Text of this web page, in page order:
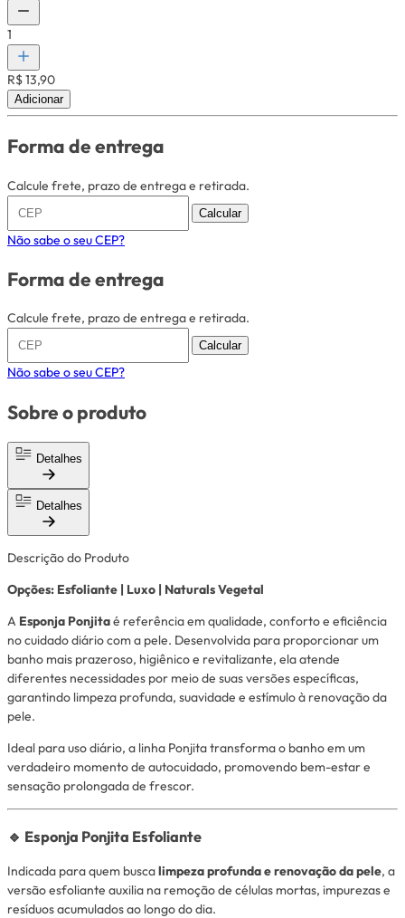
1
R$ 13,90
Adicionar
Forma de entrega
Calcule frete, prazo de entrega e retirada.
Calcular
Não sabe o seu CEP?
Forma de entrega
Calcule frete, prazo de entrega e retirada.
Calcular
Não sabe o seu CEP?
Sobre o produto
Detalhes
Detalhes
Descrição do Produto
Opções: Esfoliante | Luxo | Naturals Vegetal
A Esponja Ponjitaé referência em qualidade, conforto e eficiência
no cuidado diário com a pele. Desenvolvida para proporcionar um
banho mais prazeroso, higiênico e revitalizante, ela atende
diferentes necessidades por meio de suas versões específicas,
garantindo limpeza profunda, suavidade e estímulo à renovação da
pele.
Ideal para uso diário, a linha Ponjita transforma o banho em um
verdadeiro momento de autocuidado, promovendo bem-estar e
sensação prolongada de frescor.
🔹 Esponja Ponjita Esfoliante
Indicada para quem buscalimpeza profunda e renovação da pele, a
versão esfoliante auxilia na remoção de células mortas, impurezas e
resíduos acumulados ao longo do dia.